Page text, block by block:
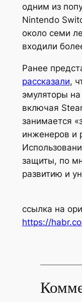
одним из
Nintendo
около семи
входили
Ранее
рассказали,
эмуляторы
включая
занимается
инженеров и
защиты, по
развитию и
ссылка на
https://